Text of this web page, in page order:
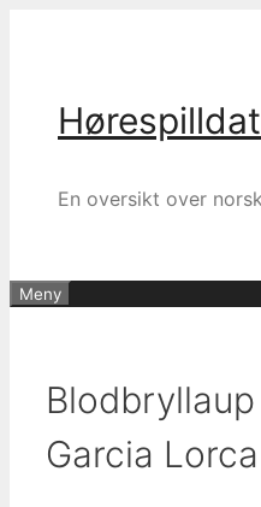
En oversikt over
Meny
Garcia